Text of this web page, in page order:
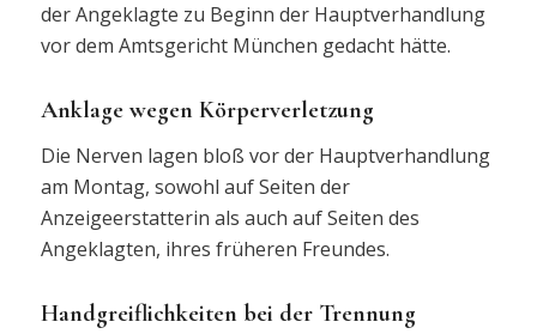
der Angeklagte zu Beginn der Hauptverhandlung
vor dem Amtsgericht München gedacht hätte.
Anklage wegen Körperverletzung
Die Nerven lagen bloß vor der Hauptverhandlung
am Montag, sowohl auf Seiten der
Anzeigeerstatterin als auch auf Seiten des
Angeklagten, ihres früheren Freundes.
Handgreiflichkeiten bei der Trennung